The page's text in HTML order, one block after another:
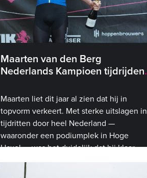
Maarten van den Berg
Nederlands Kampioen tijdrijden
Maarten liet dit jaar al zien dat hij in
topvorm verkeert. Met sterke uitslagen in
tijdritten door heel Nederland —
waaronder een podiumplek in Hoge
Hexel — was het duidelijk dat hij klaar
was voor iets groots. Het NK was de
ultieme bevestiging.